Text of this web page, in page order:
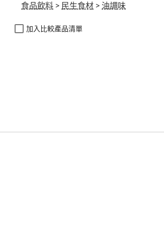
食品飲料 > 民生食材 > 油調味
加入比較產品清單